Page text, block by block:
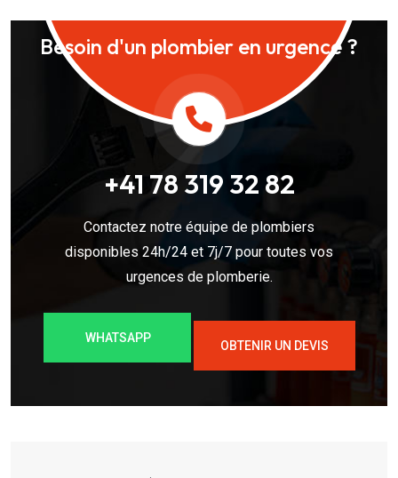
Besoin d'un plombier en urgence ?
+41 78 319 32 82
Contactez notre équipe de plombiers
disponibles 24h/24 et 7j/7 pour toutes vos
urgences de plomberie.
WHATSAPP
OBTENIR UN DEVIS